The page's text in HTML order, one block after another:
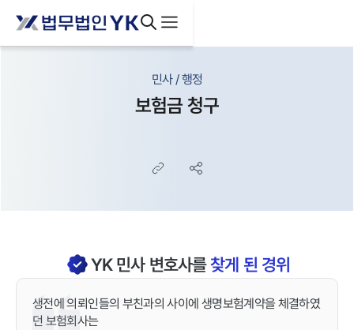
민사 / 행정
보험금 청구
YK민사변호사를찾게 된 경위
생전에 의뢰인들의 부친과의 사이에 생명보험계약을 체결하였
던 보험회사는